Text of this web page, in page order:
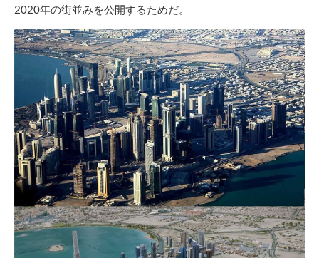
2020年の街並みを公開するためだ。